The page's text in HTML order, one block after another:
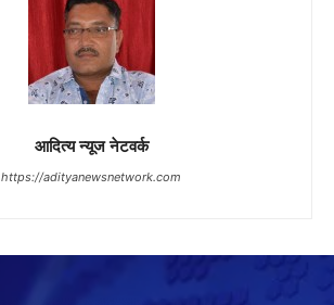
आदित्य न्यूज नेटवर्क
https://adityanewsnetwork.com